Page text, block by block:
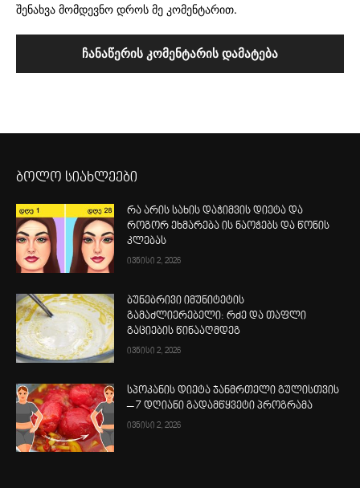
შენახვა მომდევნო დროს მე კომენტარით.
ბოლო სიახლეები
რა არის სახის დაჭიმვის დიეტა და
როგორ ეხმარება ის ნაოჭებს და წონის
კლებას
ივნისი 2, 2026
ბუნებრივი იმუნიტეტის
გამაძლიერებელი: რძე და თაფლი
გაციების წინააღმდეგ
ივნისი 2, 2026
სპოკანის დიეტა ჯანმრთელი გულისთვის
– 7 დღიანი გადამწყვეტი პროგრამა
ივნისი 2, 2026